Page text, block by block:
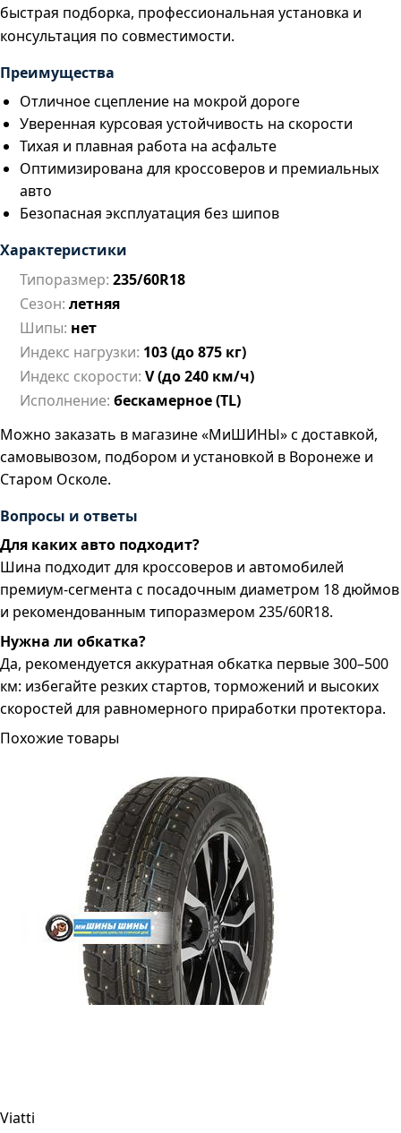
быстрая подборка, профессиональная установка и
консультация по совместимости.
Преимущества
Отличное сцепление на мокрой дороге
Уверенная курсовая устойчивость на скорости
Тихая и плавная работа на асфальте
Оптимизирована для кроссоверов и премиальных
авто
Безопасная эксплуатация без шипов
Характеристики
Типоразмер: 235/60R18
Сезон: летняя
Шипы: нет
Индекс нагрузки: 103 (до 875 кг)
Индекс скорости: V (до 240 км/ч)
Исполнение: бескамерное (TL)
Можно заказать в магазине «МиШИНЫ» с доставкой,
самовывозом, подбором и установкой в Воронеже и
Старом Осколе.
Вопросы и ответы
Для каких авто подходит?
Шина подходит для кроссоверов и автомобилей
премиум-сегмента с посадочным диаметром 18 дюймов
и рекомендованным типоразмером 235/60R18.
Нужна ли обкатка?
Да, рекомендуется аккуратная обкатка первые 300–500
км: избегайте резких стартов, торможений и высоких
скоростей для равномерного приработки протектора.
Похожие товары
Viatti